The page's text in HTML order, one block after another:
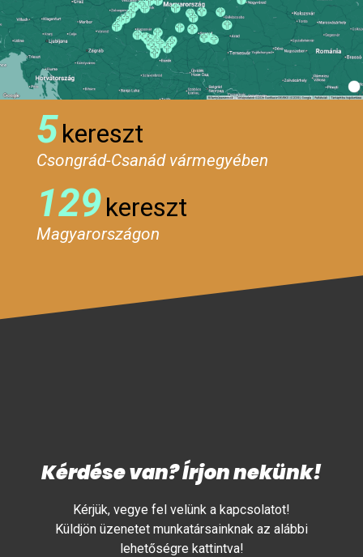
5kereszt
Csongrád-Csanád vármegyében
129kereszt
Magyarországon
Kérdése van? Írjon nekünk!
Kérjük, vegye fel velünk a kapcsolatot!
Küldjön üzenetet munkatársainknak az alábbi
lehetőségre kattintva!